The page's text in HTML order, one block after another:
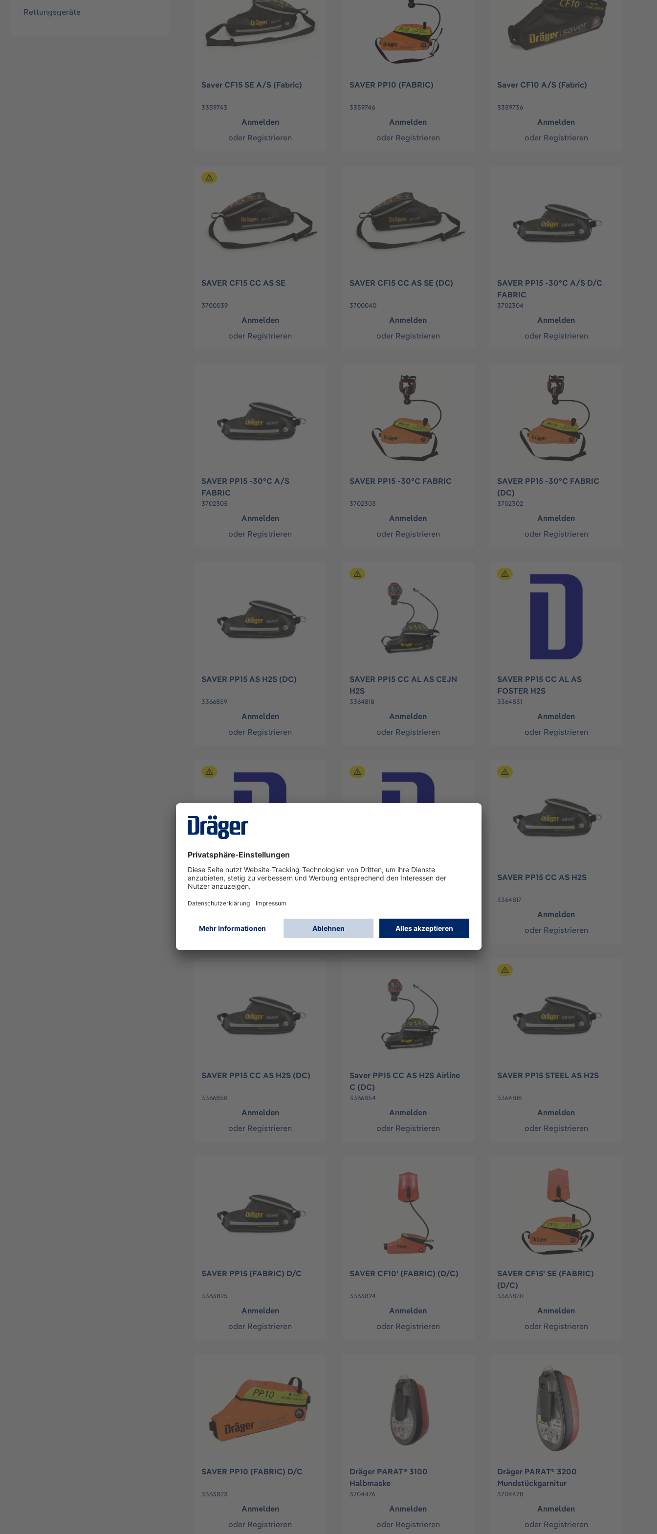
Rettungsgeräte
Saver CF15 SE A/S (Fabric)
3359743
Anmelden
oder Registrieren
SAVER PP10 (FABRIC)
3359746
Anmelden
oder Registrieren
Saver CF10 A/S (Fabric)
3359736
Anmelden
oder Registrieren
SAVER CF15 CC AS SE
3700039
Anmelden
oder Registrieren
SAVER CF15 CC AS SE (DC)
3700040
Anmelden
oder Registrieren
SAVER PP15 -30°C A/S D/C
FABRIC
3702304
Anmelden
oder Registrieren
SAVER PP15 -30°C A/S
FABRIC
3702305
Anmelden
oder Registrieren
SAVER PP15 -30°C FABRIC
3702303
Anmelden
oder Registrieren
SAVER PP15 -30°C FABRIC
(DC)
3702302
Anmelden
oder Registrieren
SAVER PP15 AS H2S (DC)
3366859
Anmelden
oder Registrieren
SAVER PP15 CC AL AS CEJN
H2S
3364818
Anmelden
oder Registrieren
SAVER PP15 CC AL AS
FOSTER H2S
3364831
Anmelden
oder Registrieren
SAVER PP15 CC AL AS
HANSEN H2S
3364819
oderRegistrieren
SAVER PP15 CC AL AS
Registrieren
SAVER PP15 CC AS H2S
3364817
Anmelden
oder Registrieren
SAVER PP15 CC AS H2S (DC)
3366858
Anmelden
oder Registrieren
Saver PP15 CC AS H2S Airline
C (DC)
3366854
Anmelden
oder Registrieren
SAVER PP15 STEEL AS H2S
3364816
Anmelden
oder Registrieren
SAVER PP15 (FABRIC) D/C
3363825
Anmelden
oder Registrieren
SAVER CF10' (FABRIC) (D/C)
3363824
Anmelden
oder Registrieren
SAVER CF15' SE (FABRIC)
(D/C)
3363820
Anmelden
oder Registrieren
SAVER PP10 (FABRIC) D/C
3363823
Anmelden
oder Registrieren
Dräger PARAT® 3100
Halbmaske
3704476
Anmelden
oder Registrieren
Dräger PARAT® 3200
Mundstückgarnitur
3704478
Anmelden
oder Registrieren